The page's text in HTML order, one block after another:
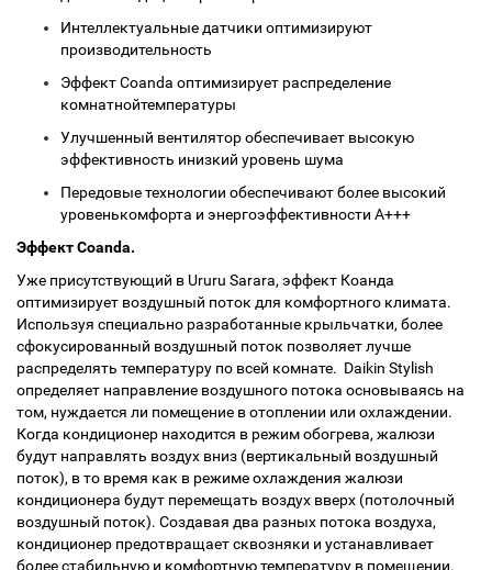
Интеллектуальные датчики оптимизируют
производительность
Эффект Coanda оптимизирует распределение
комнатнойтемпературы
Улучшенный вентилятор обеспечивает высокую
эффективность инизкий уровень шума
Передовые технологии обеспечивают более высокий
уровенькомфорта и энергоэффективности А+++
Эффект Coanda.
Уже присутствующий в Ururu Sarara, эффект Коанда
оптимизирует воздушный поток для комфортного климата.
Используя специально разработанные крыльчатки, более
сфокусированный воздушный поток позволяет лучше
распределять температуру по всей комнате. Daikin Stylish
определяет направление воздушного потока основываясь на
том, нуждается ли помещение в отоплении или охлаждении.
Когда кондиционер находится в режим обогрева, жалюзи
будут направлять воздух вниз (вертикальный воздушный
поток), в то время как в режиме охлаждения жалюзи
кондиционера будут перемещать воздух вверх (потолочный
воздушный поток). Создавая два разных потока воздуха,
кондиционер предотвращает сквозняки и устанавливает
более стабильную и комфортную температуру в помещении.